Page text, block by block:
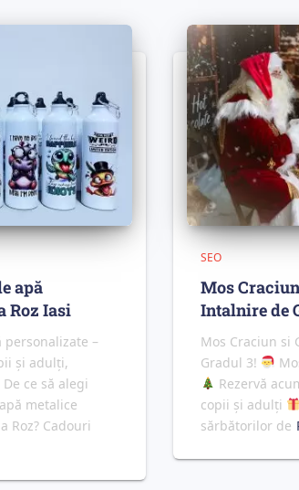
apă
Roz Iasi
personalizate –
și adulți,
ce să alegi
metalice
Roz? Cadouri
SEO
Mos
Intalnire de
Mos Craciun si
Gradul 3!
Rezervă
copii și adulți
sărbătorilor de